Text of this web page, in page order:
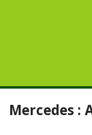
Mercedes :